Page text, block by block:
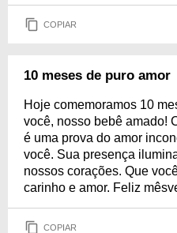
COPIAR
10 meses de puro amor
Hoje comemoramos 10
você, nosso bebê amado!
é uma prova do amor
você. Sua presença
nossos corações. Que
carinho e amor. Feliz
COPIAR